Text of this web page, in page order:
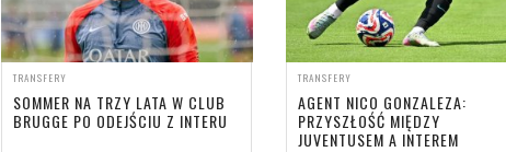
TRANSFERY
SOMMER NA TRZY LATA W CLUB
BRUGGE PO ODEJŚCIU Z INTERU
TRANSFERY
AGENT NICO GONZALEZA:
PRZYSZŁOŚĆ MIĘDZY
JUVENTUSEM A INTEREM